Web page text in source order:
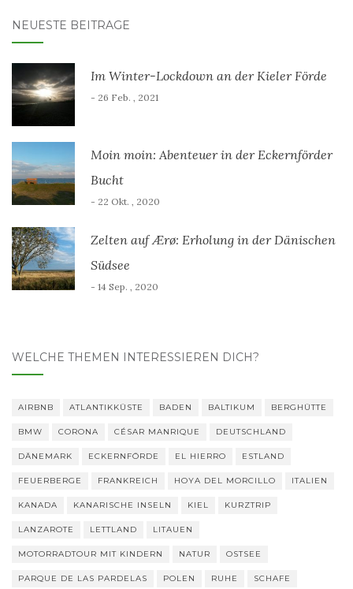
NEUESTE BEITRÄGE
Im Winter-Lockdown an der Kieler Förde
- 26 Feb. , 2021
Moin moin: Abenteuer in der Eckernförder
Bucht
- 22 Okt. , 2020
Zelten auf Ærø: Erholung in der Dänischen
Südsee
- 14 Sep. , 2020
WELCHE THEMEN INTERESSIEREN DICH?
AIRBNB ATLANTIKKÜSTE BADEN BALTIKUM BERGHÜTTE
BMW CORONA CÉSAR MANRIQUE DEUTSCHLAND
DÄNEMARK ECKERNFÖRDE EL HIERRO ESTLAND
FEUERBERGE FRANKREICH HOYA DEL MORCILLO ITALIEN
KANADA KANARISCHE INSELN KIEL KURZTRIP
LANZAROTE LETTLAND LITAUEN
MOTORRADTOUR MIT KINDERN NATUR OSTSEE
PARQUE DE LAS PARDELAS POLEN RUHE SCHAFE